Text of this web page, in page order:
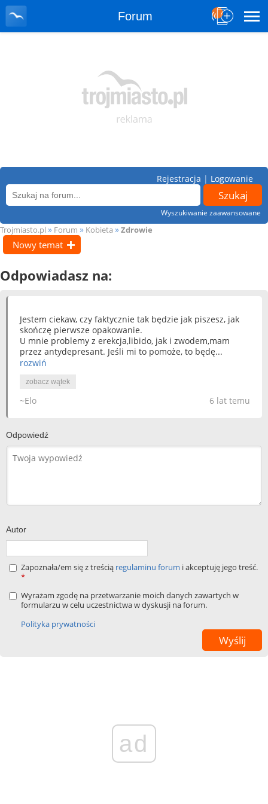
Forum
Wyszukiwanie zaawansowane
Rejestracja | Logowanie
Trojmiasto.pl » Forum » Kobieta » Zdrowie
Nowy temat
Odpowiadasz na:
Jestem ciekaw, czy faktycznie tak będzie jak piszesz, jak
skończę pierwsze opakowanie.
U mnie problemy z erekcja,libido, jak i zwodem,mam
przez antydepresant. Jeśli mi to pomoże, to będę...
rozwiń
zobacz wątek
6 lat temu
~Elo
Odpowiedź
Autor
Zapoznała/em się z treścią regulaminu forum i akceptuję jego treść.
*
Wyrażam zgodę na przetwarzanie moich danych zawartych w
formularzu w celu uczestnictwa w dyskusji na forum.
Polityka prywatności
ad